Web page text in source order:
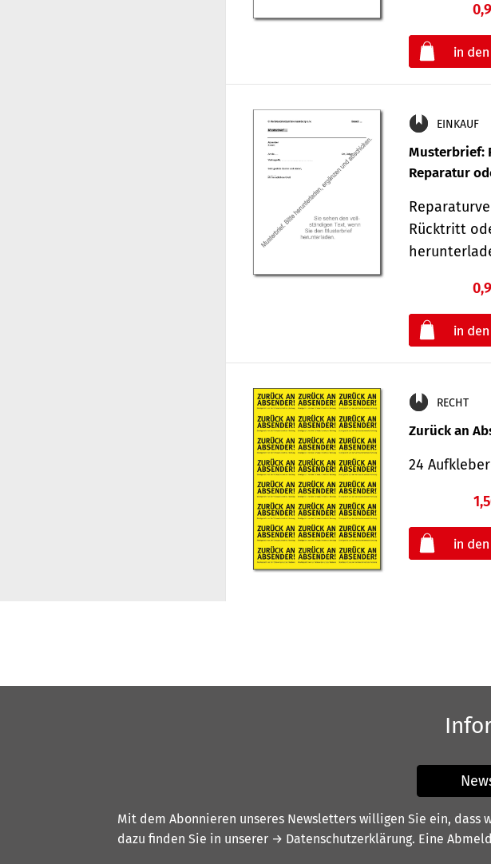
EINKAUF
Musterbrief:
Reparatur
Rücktritt
RECHT
Zurück an
24
Mit dem Abonnieren unseres Newsletters willigen Sie ein, dass
dazu finden Sie in unserer → Datenschutzerklärung. Eine